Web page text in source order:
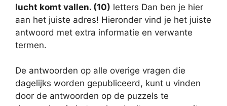
lucht komt vallen. (10) letters Dan ben je hier
aan het juiste adres! Hieronder vind je het juiste
antwoord met extra informatie en verwante
termen.
De antwoorden op alle overige vragen die
dagelijks worden gepubliceerd, kunt u vinden
door de antwoorden op de puzzels te